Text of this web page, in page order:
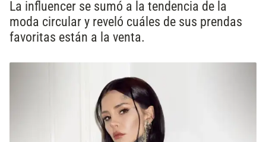
La influencer se sumó a la tendencia de la
moda circular y reveló cuáles de sus prendas
favoritas están a la venta.